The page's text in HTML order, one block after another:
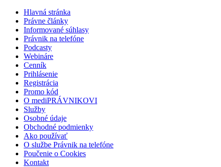
Hlavná stránka
Právne články
Informované súhlasy
Právnik na telefóne
Podcasty
Webináre
Cenník
Prihlásenie
Registrácia
Promo kód
O mediPRÁVNIKOVI
Služby
Osobné údaje
Obchodné podmienky
Ako používať
O službe Právnik na telefóne
Poučenie o Cookies
Kontakt